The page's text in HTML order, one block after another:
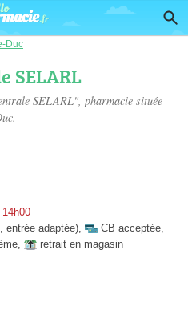
Duc
SELARL
SELARL", pharmacie située
entrée adaptée), CB acceptée,
, retrait en magasin